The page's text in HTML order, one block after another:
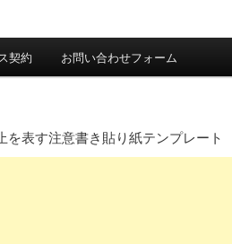
契約 お問い合わせフォーム
を表す注意書き貼り紙テンプレート